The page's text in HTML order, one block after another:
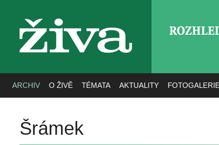
živa
ARCHIV O ŽIVĚ TÉMATA AKTUALITY
Šrámek